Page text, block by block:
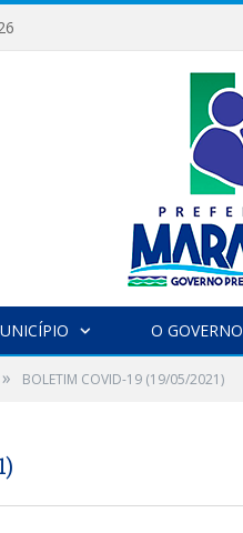
O GOVERNO
» BOLETIM COVID-19 (19/05/2021)